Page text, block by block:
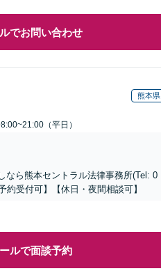
でお問い合わせ
熊本県
（平日）
なら熊本セントラル法律事務所(Tel: 0
受付可】【休日・夜間相談可】
ルで面談予約